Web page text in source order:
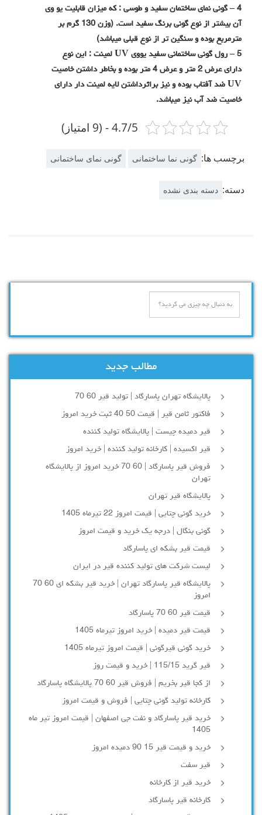
4 – گونی نمای ساختمان سفید و طوسی : که میزان قابلیت یو وی
آن بیشتر از نوع گونی برنگ سفید است. (وزن 130 گرم بر
مترمربع بوده و سنگین تر از نوع قبلی میباشد)
5 – رول گونی ساختمانی سفید یووی UV لمینت : این نوع
دارای عرض 2 متر و عرض 4 متر بوده و بخاطر داشتن خاصیت
UV ضد آفتاب بوده و نیز براثرداشتن لایه لمینت دار دارای
خاصیت ضد آب نیز میباشد.
4.7/5 - (9 امتیاز)
برچسب ها: گونی نما ساختمانی گونی نمای ساختمانی
دسته: دسته بندی نشده
مطالب جدید
پالایشگاه تهران پاسارگاد | تولید قیر 60 70
فاکتور ثامن قیر | قیمت 50 40 ثبت خرید امروز
قیر دمیده چیست | پالایشگاه تولید کننده
قیر اکسیده | کارخانه تولید کننده | خرید امروز
فروش قیر پاسارگاد | 60 70 خرید امروز از پالایشگاه
تهران
پالایشگاه قیر تهران
خرید گونی چتایی | قیمت امروز 22 تیرماه 1405
گونی بنگال | درجه یک خرید و قیمت امروز
قیمت قیر بشکه ای پاسارگاد
لیست شرکت های تولید کننده قیر در ایران
پالایشگاه قیر پاسارگاد تهران | خرید قیر بشکه ای 60 70
امروز
قیمت قیر 60 70 پاسارگاد
قیمت قیر دمیده | خرید امروز تیرماه 1405
خرید گونی قیرگونی | قیمت امروز تیرماه 1405
قیر گرید 115/15 | خرید و قیمت روز
از کجا قیر بخریم | فروش قیر 60 70 پالایشگاه پاسارگاد
کارخانه تولید گونی چتایی | فروش و قیمت امروز
خرید قیر پاسارگاد و نفت جی اصفهان | قیمت امروز تیر ماه
1405
خرید و قیمت قیر 15 90 دمیده امروز
قیر سفت
خرید قیر از کارخانه
کارخانه قیر پاسارگاد